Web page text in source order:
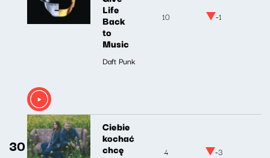
Life
Back
to
Music
Daft Punk
10 -1
30
Ciebie
kochać
chcę 4 -3